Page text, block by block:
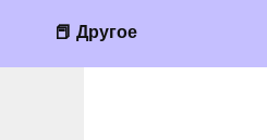
📕 Другое